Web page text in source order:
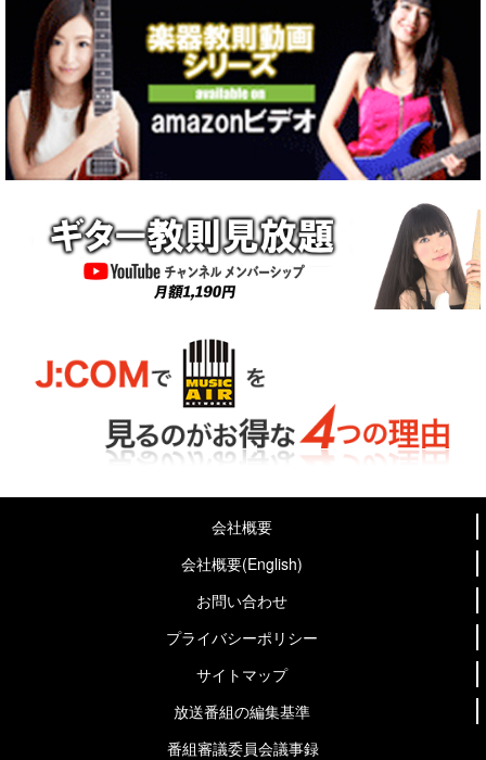
会社概要
会社概要(English)
お問い合わせ
プライバシーポリシー
サイトマップ
放送番組の編集基準
番組審議委員会議事録